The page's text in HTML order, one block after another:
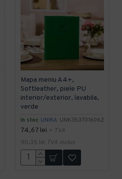
In stoc UNIKA UNK3537016062
Mapa meniu A4+,
Softleather, piele PU
interior/exterior, lavabila,
verde
74,67 lei + TVA
90,35 lei TVA inclus